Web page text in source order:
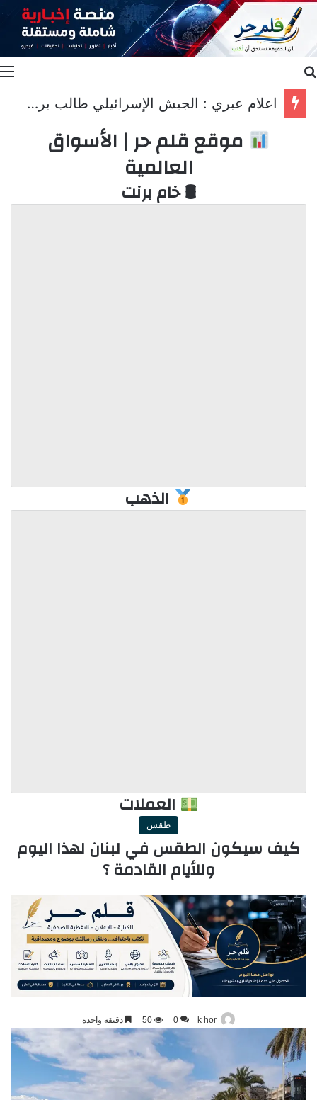
اعلام عبري : الجيش الإسرائيلي طالب برد عسكري قاسٍ في لبنان..
موقع قلم حر | الأسواق
العالمية
🛢 خام برنت
الذهب
العملات
طقس
كيف سيكون الطقس في لبنان لهذا اليوم
وللأيام القادمة ؟
k hor
0
50 دقيقة واحدة